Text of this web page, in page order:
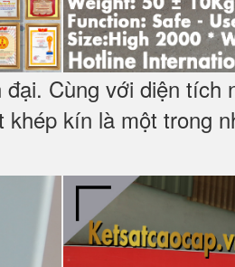
Cùng với diện tích
kín là một trong